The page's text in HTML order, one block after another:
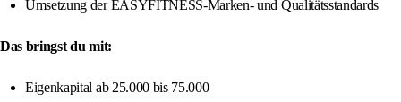
Umsetzung der EASYFITNESS-Marken- und Qualitätsstandards
Das bringst du mit:
Eigenkapital ab 25.000 bis 75.000